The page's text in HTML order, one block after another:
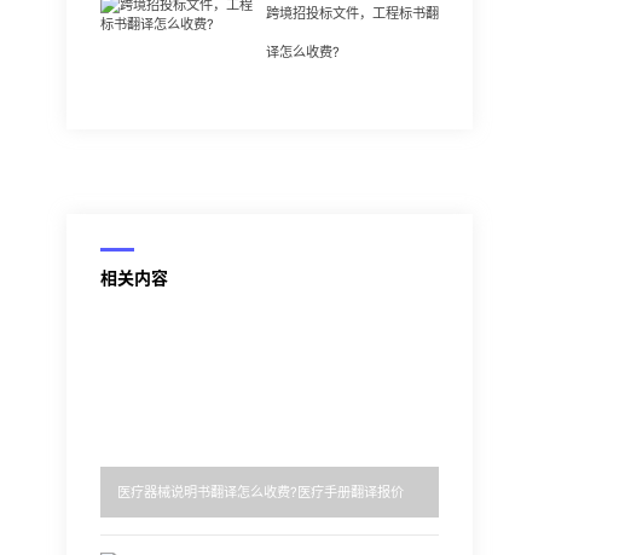
跨境招投标文件，工程标书翻
译怎么收费?
相关内容
医疗器械说明书翻译怎么收费?医疗手册翻译报价